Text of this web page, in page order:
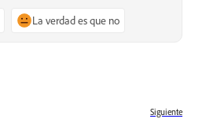
La verdad es que no
Siguiente